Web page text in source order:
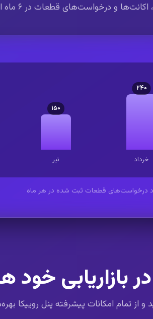
و درخواست‌های قطعات در ۶ ماه اخیر
۲۴۰
خرداد
۱۵۰
تیر
درخواست‌های قطعات ثبت شده در هر ماه
بازاریابی خود
از تمام امکانات پیشرفته پنل روییکا